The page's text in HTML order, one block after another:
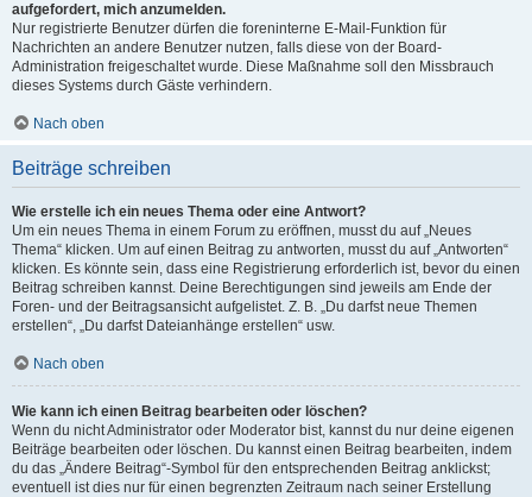
aufgefordert, mich anzumelden.
Nur registrierte Benutzer dürfen die foreninterne E-Mail-Funktion für
Nachrichten an andere Benutzer nutzen, falls diese von der Board-
Administration freigeschaltet wurde. Diese Maßnahme soll den Missbrauch
dieses Systems durch Gäste verhindern.
Nach oben
Beiträge schreiben
Wie erstelle ich ein neues Thema oder eine Antwort?
Um ein neues Thema in einem Forum zu eröffnen, musst du auf „Neues
Thema“ klicken. Um auf einen Beitrag zu antworten, musst du auf „Antworten“
klicken. Es könnte sein, dass eine Registrierung erforderlich ist, bevor du einen
Beitrag schreiben kannst. Deine Berechtigungen sind jeweils am Ende der
Foren- und der Beitragsansicht aufgelistet. Z. B. „Du darfst neue Themen
erstellen“, „Du darfst Dateianhänge erstellen“ usw.
Nach oben
Wie kann ich einen Beitrag bearbeiten oder löschen?
Wenn du nicht Administrator oder Moderator bist, kannst du nur deine eigenen
Beiträge bearbeiten oder löschen. Du kannst einen Beitrag bearbeiten, indem
du das „Ändere Beitrag“-Symbol für den entsprechenden Beitrag anklickst;
eventuell ist dies nur für einen begrenzten Zeitraum nach seiner Erstellung